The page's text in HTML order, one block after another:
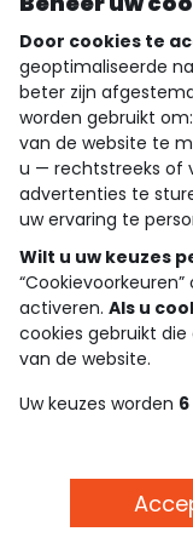
wie zijn we?
hulp nodig
loyalty club
onze catalogus
Algemene verkoop en
Privacybeleid
Cookies en
Door cookies te
geoptimaliseerde
beter zijn
worden gebruikt
van de website te
u — rechtstreeks of
advertenties te
uw ervaring te
Wilt u uw keuzes
activeren. Als u
cookies gebruikt
van de website.
Uw keuzes worden